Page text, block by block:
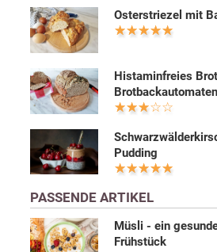
Osterstriezel mit
Histaminfreies
Brotbackautomaten
Pudding
PASSENDE ARTIKEL
Müsli - ein
Frühstück